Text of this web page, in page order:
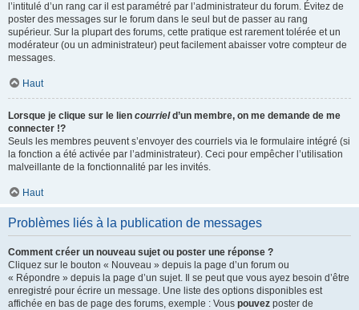
l’intitulé d’un rang car il est paramétré par l’administrateur du forum. Évitez de
poster des messages sur le forum dans le seul but de passer au rang
supérieur. Sur la plupart des forums, cette pratique est rarement tolérée et un
modérateur (ou un administrateur) peut facilement abaisser votre compteur de
messages.
Haut
Lorsque je clique sur le lien courrield’un membre, on me demande de me
connecter !?
Seuls les membres peuvent s’envoyer des courriels via le formulaire intégré (si
la fonction a été activée par l’administrateur). Ceci pour empêcher l’utilisation
malveillante de la fonctionnalité par les invités.
Haut
Problèmes liés à la publication de messages
Comment créer un nouveau sujet ou poster une réponse ?
Cliquez sur le bouton « Nouveau » depuis la page d’un forum ou
« Répondre » depuis la page d’un sujet. Il se peut que vous ayez besoin d’être
enregistré pour écrire un message. Une liste des options disponibles est
affichée en bas de page des forums, exemple : Vous pouvez poster de